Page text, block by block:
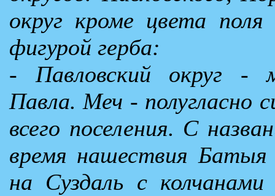
округ кроме цвета
фигурой герба:
- Павловский округ -
Павла. Меч - полугласно
всего поселения. С
время нашествия Батыя
на Суздаль с